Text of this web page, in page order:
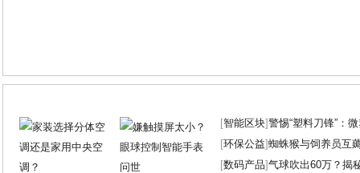
[智能区块]警惕“塑料刀锋”：
[环保公益]蜘蛛猴与饲养员互
[数码产品]气球吹出60万？揭